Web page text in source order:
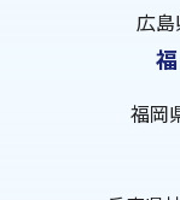
広
福岡